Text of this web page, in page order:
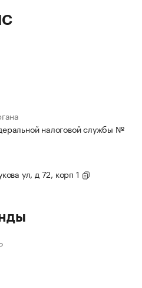
налоговой службы №
ул, д 72, корп 1